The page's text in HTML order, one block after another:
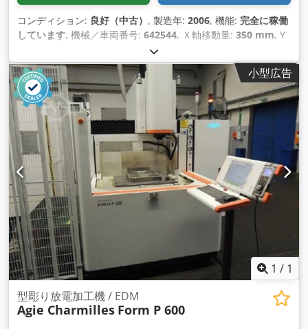
コンディション: 良好（中古） , 製造年: 2006, 機能: 完全に稼働
しています, 機械／車両番号: 642544, Ｘ軸移動量: 350 mm, Y
, Z軸移動距離:
mm, 全幅:2,500 mm, 全長:4,000 mm, テーブル幅:400 mm,
テーブル長さ:
, 入力電圧: 400 V, 総重量:
5,000
kg（キログラム）, 入力周波数: 50 ヘルツ, コントローラーメー
カー:CHARMILLES, コントローラモデル: SOLUTION,
小型広告
1 / 1
型彫り放電加工機 / EDM
Agie Charmilles Form P 600